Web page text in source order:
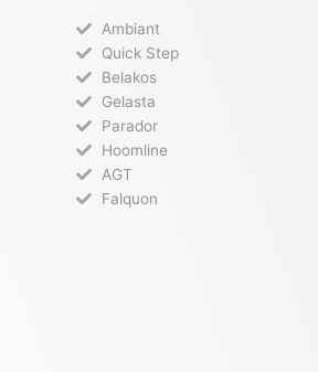
Ambiant
Quick Step
Belakos
Gelasta
Parador
Hoomline
AGT
Falquon